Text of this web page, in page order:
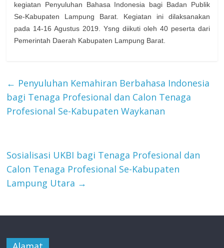
kegiatan Penyuluhan Bahasa Indonesia bagi Badan Publik
Se-Kabupaten Lampung Barat. Kegiatan ini dilaksanakan
pada 14-16 Agustus 2019. Ysng diikuti oleh 40 peserta dari
Pemerintah Daerah Kabupaten Lampung Barat.
← Penyuluhan Kemahiran Berbahasa Indonesia
bagi Tenaga Profesional dan Calon Tenaga
Profesional Se-Kabupaten Waykanan
Sosialisasi UKBI bagi Tenaga Profesional dan
Calon Tenaga Profesional Se-Kabupaten
Lampung Utara →